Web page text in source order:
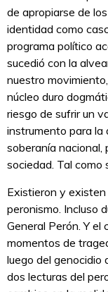
de apropiarse de
identidad como
programa político
sucedió con la
nuestro
núcleo duro
riesgo de sufrir un
instrumento para la
soberanía nacional,
sociedad. Tal como
Existieron y existen
peronismo. Incluso
General Perón. Y el
momentos de
luego del genocidio
dos lecturas del